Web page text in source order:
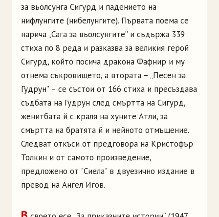
за вьолсунга Сигурд и падението на
нифлунгите (нибелунгите). Първата поема се
нарича „Сага за вьолсунгите” и съдържа 339
стиха по 8 реда и разказва за великия герой
Сигурд, който посича дракона Фафнир и му
отнема съкровището, а втората – „Песен за
Гудрун” – се състои от 166 стиха и пресъздава
съдбата на Гудрун след смъртта на Сигурд,
женитбата й с краля на хуните Атли, за
смъртта на братята й и нейното отмъщение.
Следват откъси от предговора на Кристофър
Толкин и от самото произведение,
предложено от "Сиела" в двуезично издание в
превод на Ангел Игов.